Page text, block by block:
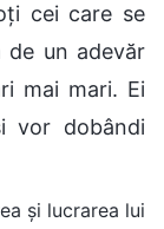
cei care se
de un adevăr
mai mari. Ei
vor dobândi
și lucrarea lui